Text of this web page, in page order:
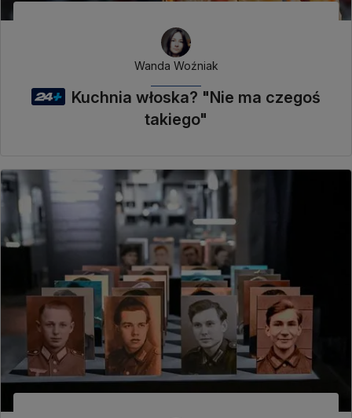
Wanda Woźniak
Kuchnia włoska? "Nie ma czegoś
takiego"